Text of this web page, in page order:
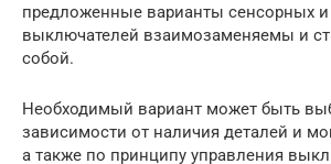
предложенные варианты сенсорных и
выключателей взаимозаменяемы и
собой.
Необходимый вариант может быть
зависимости от наличия деталей и
а также по принципу управления